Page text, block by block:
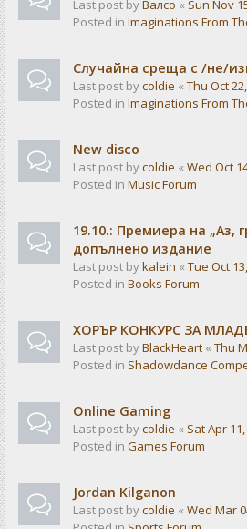
Last post byВалсо « Sun Nov
Posted in Imaginations From
Случайна среща с /не/
Last post bycoldie « Thu Oct
Posted in Imaginations From
New disco
Last post bycoldie « Wed Oct
Posted in Music Forum
19.10.: Премиера на „Аз,
допълнено издание
Last post bykalein « Tue Oct
Posted in Books Forum
ХОРЪР КОНКУРС ЗА
Last post byBlackHeart « Thu
Posted in Shadowdance
Online Gaming
Last post bycoldie « Sat Apr
Posted in Games Forum
Jordan Kilganon
Last post bycoldie « Wed Mar